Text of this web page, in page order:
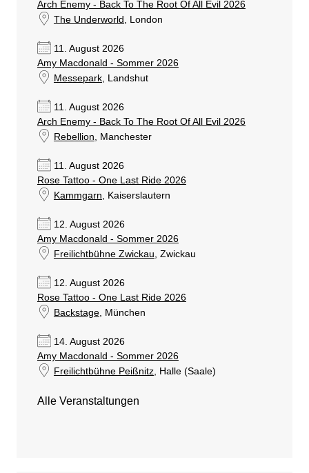
Arch Enemy - Back To The Root Of All Evil 2026
The Underworld
, London
11. August 2026
Amy Macdonald - Sommer 2026
Messepark, Landshut
11. August 2026
Arch Enemy - Back To The Root Of All Evil 2026
Rebellion , Manchester
11. August 2026
Rose Tattoo - One Last Ride 2026
Kammgarn , Kaiserslautern
12. August 2026
Amy Macdonald - Sommer 2026
Freilichtbühne Zwickau , Zwickau
12. August 2026
Rose Tattoo - One Last Ride 2026
Backstage, München
14. August 2026
Amy Macdonald - Sommer 2026
Freilichtbühne Peißnitz, Halle (Saale)
Alle Veranstaltungen